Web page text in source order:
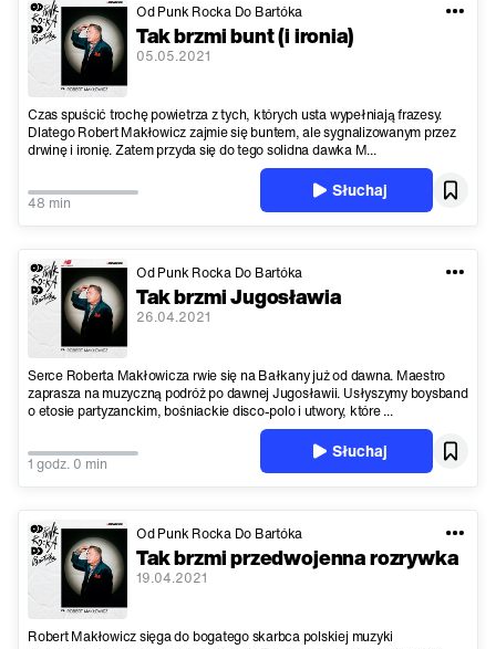
Od Punk Rocka Do Bartóka
Tak brzmi bunt (i ironia)
05.05.2021
Czas spuścić trochę powietrza z tych, których usta wypełniają frazesy.
Dlatego Robert Makłowicz zajmie się buntem, ale sygnalizowanym przez
drwinę i ironię. Zatem przyda się do tego solidna dawka M...
48 min
Słuchaj
Od Punk Rocka Do Bartóka
Tak brzmi Jugosławia
26.04.2021
Serce Roberta Makłowicza rwie się na Bałkany już od dawna. Maestro
zaprasza na muzyczną podróż po dawnej Jugosławii. Usłyszymy boysband
o etosie partyzanckim, bośniackie disco-polo i utwory, które ...
1 godz. 0 min
Słuchaj
Od Punk Rocka Do Bartóka
Tak brzmi przedwojenna rozrywka
19.04.2021
Robert Makłowicz sięga do bogatego skarbca polskiej muzyki